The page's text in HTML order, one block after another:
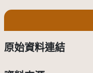
原始資料連結